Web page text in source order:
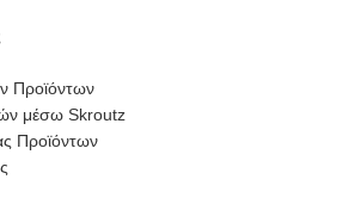
Προϊόντων
μέσω Skroutz
Προϊόντων